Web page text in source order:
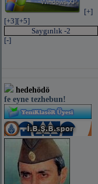
[+]
[+3][+5]
Saygınlık -2
[-]
hedehödö
fe eyne tezhebun!